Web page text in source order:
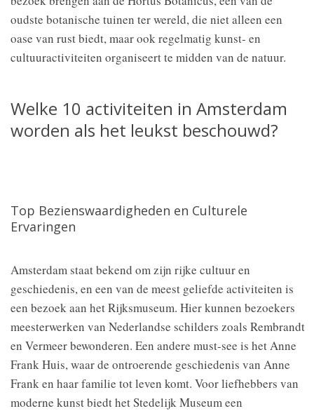
oudste botanische tuinen ter wereld, die niet alleen een
oase van rust biedt, maar ook regelmatig kunst- en
cultuuractiviteiten organiseert te midden van de natuur.
Welke 10 activiteiten in Amsterdam
worden als het leukst beschouwd?
Top Bezienswaardigheden en Culturele
Ervaringen
Amsterdam staat bekend om zijn rijke cultuur en
geschiedenis, en een van de meest geliefde activiteiten is
een bezoek aan het Rijksmuseum. Hier kunnen bezoekers
meesterwerken van Nederlandse schilders zoals Rembrandt
en Vermeer bewonderen. Een andere must-see is het Anne
Frank Huis, waar de ontroerende geschiedenis van Anne
Frank en haar familie tot leven komt. Voor liefhebbers van
moderne kunst biedt het Stedelijk Museum een